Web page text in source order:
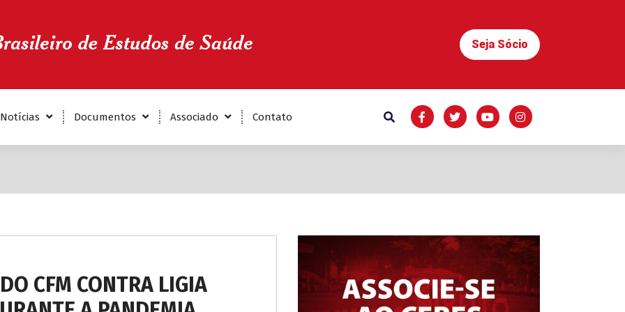
Seja Sócio
Notícias Documentos Associado Contato
CFM CONTRA LIGIA